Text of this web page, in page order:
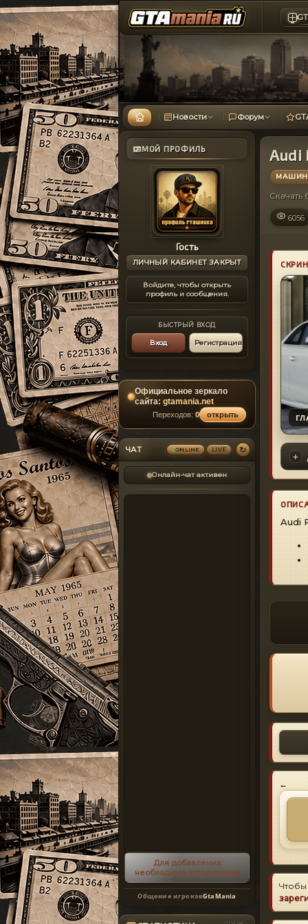
Новости Форум
МОЙ ПРОФИЛЬ
Гость
ЛИЧНЫЙ КАБИНЕТ ЗАКРЫТ
Войдите, чтобы открыть
профиль и сообщения.
БЫСТРЫЙ ВХОД
Вход Регистрация
Официальное зеркало
сайта: gtamania.net
Переходов: 0 открыть
ЧАТ ONLINE LIVE ↻
Онлайн-чат активен
Для добавления
необходима авторизация
Общение игроковGtaMania
Audi
Скачать
6056
Audi
←
Чтобы